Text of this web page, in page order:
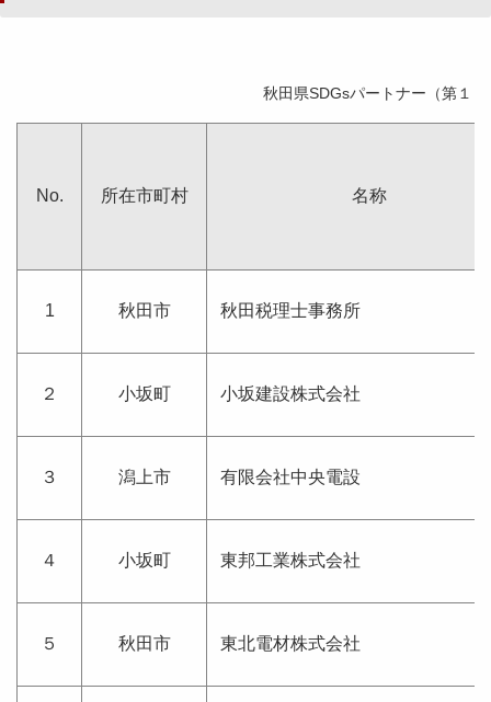
秋田県SDGsパートナー（第１
No. 所在市町村 名称
1 秋田市 秋田税理士事務所
２ 小坂町 小坂建設株式会社
３ 潟上市 有限会社中央電設
４ 小坂町 東邦工業株式会社
５ 秋田市 東北電材株式会社